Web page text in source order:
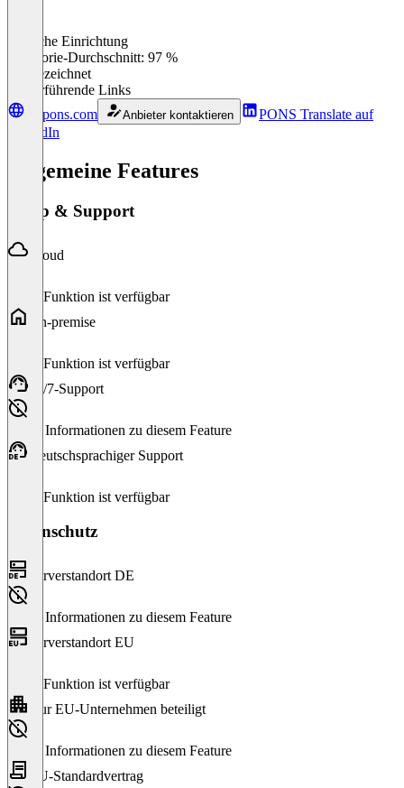
· Schnelle Implementierung und flexible Einsatzmöglichkeiten
Einfache Einrichtung
Kategorie-Durchschnitt: 97 %
Ausgezeichnet
Weiterführende Links
de.pons.com
Anbieter kontaktieren
PONS Translate auf
LinkedIn
Allgemeine Features
Setup & Support
Cloud
Diese Funktion ist verfügbar
On-premise
Diese Funktion ist verfügbar
24/7-Support
Keine Informationen zu diesem Feature
Deutschsprachiger Support
Diese Funktion ist verfügbar
Datenschutz
Serverstandort DE
Keine Informationen zu diesem Feature
Serverstandort EU
Diese Funktion ist verfügbar
Nur EU-Unternehmen beteiligt
Keine Informationen zu diesem Feature
EU-Standardvertrag